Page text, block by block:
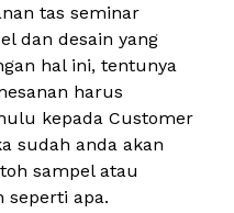
tas seminar
dan desain yang
hal ini, tentunya
harus
kepada Customer
sudah anda akan
sampel atau
seperti apa.